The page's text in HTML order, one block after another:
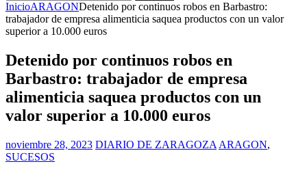
InicioARAGONDetenido por continuos robos en Barbastro:
trabajador de empresa alimenticia saquea productos con un valor
superior a 10.000 euros
Detenido por continuos robos en
Barbastro: trabajador de empresa
alimenticia saquea productos con un
valor superior a 10.000 euros
noviembre 28, 2023 DIARIO DE ZARAGOZA ARAGON,
SUCESOS